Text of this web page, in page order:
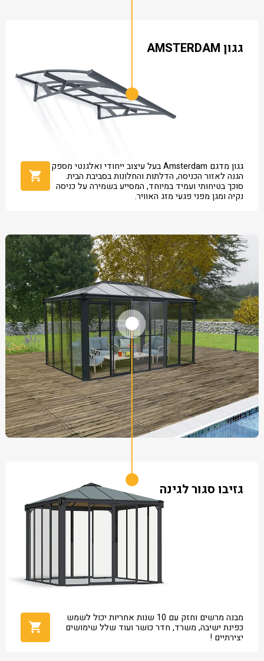
גגון AMSTERDAM
גגון מדגם Amsterdam בעל עיצוב ייחודי ואלגנטי מספק
הגנה לאזור הכניסה, הדלתות והחלונות בסביבת הבית.
סוכך בטיחותי ועמיד במיוחד, המסייע בשמירה על כניסה
נקיה ומגן מפני פגעי מזג האוויר.
גזיבו סגור לגינה
מבנה מרשים וחזק עם 10 שנות אחריות יכול לשמש
כפינת ישיבה, משרד, חדר כושר ועוד שלל שימושים
יצירתיים !